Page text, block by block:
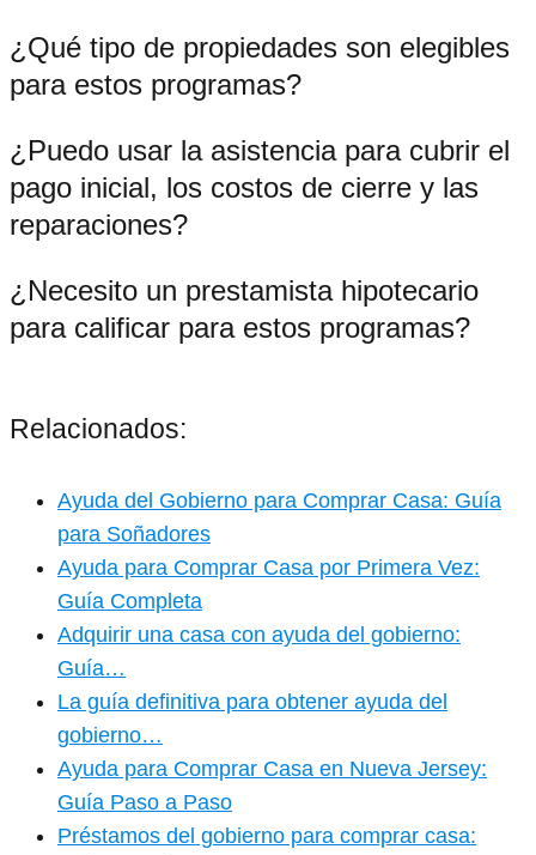
¿Qué tipo de propiedades son elegibles
para estos programas?
¿Puedo usar la asistencia para cubrir el
pago inicial, los costos de cierre y las
reparaciones?
¿Necesito un prestamista hipotecario
para calificar para estos programas?
Relacionados:
Ayuda del Gobierno para Comprar Casa: Guía
para Soñadores
Ayuda para Comprar Casa por Primera Vez:
Guía Completa
Adquirir una casa con ayuda del gobierno:
Guía…
La guía definitiva para obtener ayuda del
gobierno…
Ayuda para Comprar Casa en Nueva Jersey:
Guía Paso a Paso
Préstamos del gobierno para comprar casa: